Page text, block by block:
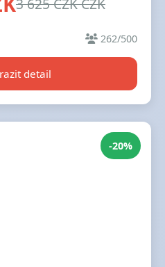
3 625 CZK CZK
262/500
detail
-20%